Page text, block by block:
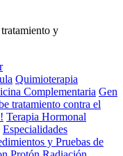
y
Quimioterapia
Complementaria Gen
tratamiento contra el
Terapia Hormonal
Especialidades
y Pruebas de